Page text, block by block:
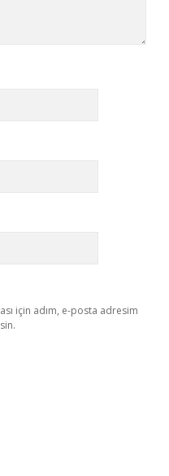
için adım, e-posta adresim